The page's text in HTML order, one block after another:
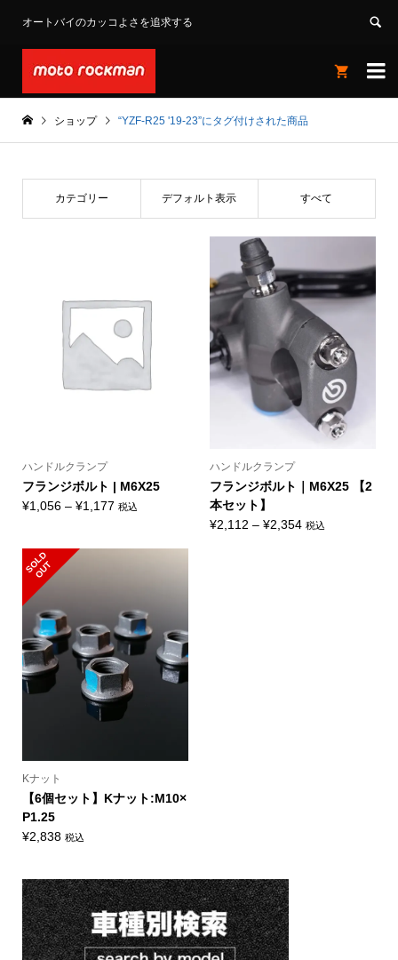
オートバイのカッコよさを追求する


ショップ “YZF-R25 '19-23”にタグ付けされた商品
カテゴリー デフォルト表示 すべて
ハンドルクランプ
フランジボルト | M6X25
¥1,056 – ¥1,177価税込
ハンドルクランプ
フランジボルト｜M6X25 【2
本セット】
¥2,112 –¥2,354価税込
S
O
L
D
O
U
T
Kナット
【6個セット】Kナット:M10×
P1.25
¥2,838 税込